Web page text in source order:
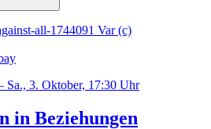
Sa., 3. Oktober, 17:30 Uhr
in Beziehungen